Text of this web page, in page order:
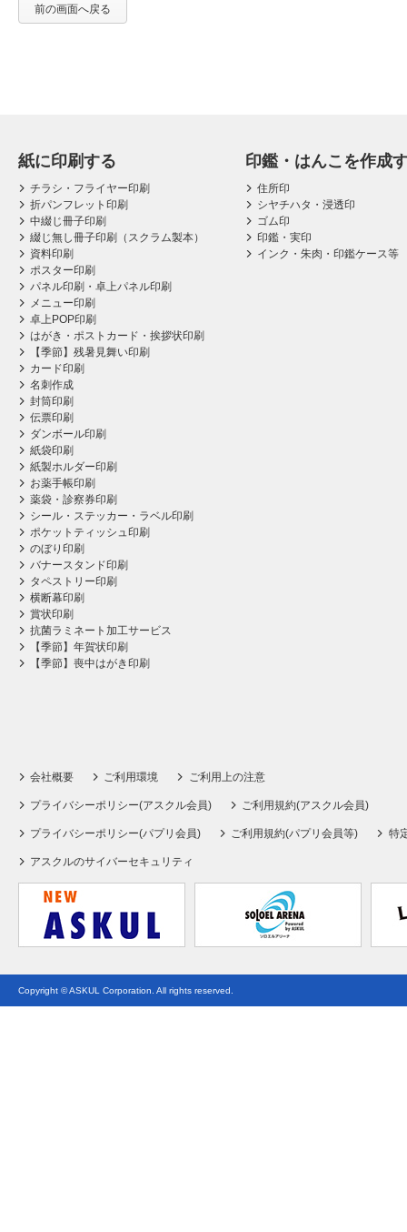
前の画面へ戻る
紙に印刷する
チラシ・フライヤー印刷
折パンフレット印刷
中綴じ冊子印刷
綴じ無し冊子印刷（スクラム製本）
資料印刷
ポスター印刷
パネル印刷・卓上パネル印刷
メニュー印刷
卓上POP印刷
はがき・ポストカード・挨拶状印刷
【季節】残暑見舞い印刷
カード印刷
名刺作成
封筒印刷
伝票印刷
ダンボール印刷
紙袋印刷
紙製ホルダー印刷
お薬手帳印刷
薬袋・診察券印刷
シール・ステッカー・ラベル印刷
ポケットティッシュ印刷
のぼり印刷
バナースタンド印刷
タペストリー印刷
横断幕印刷
賞状印刷
抗菌ラミネート加工サービス
【季節】年賀状印刷
【季節】喪中はがき印刷
印鑑・はんこを作成
住所印
シヤチハタ・浸透印
ゴム印
印鑑・実印
インク・朱肉・印鑑ケース等
会社概要 ご利用環境 ご利用上の注意
プライバシーポリシー(アスクル会員) ご利用規約(アスクル会員)
プライバシーポリシー(パプリ会員) ご利用規約(パプリ会員等) 特
アスクルのサイバーセキュリティ
Copyright © ASKUL Corporation. All rights reserved.